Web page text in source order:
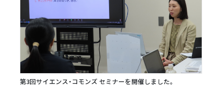
第3回サイエンス・コモンズ セミナーを開催しました。